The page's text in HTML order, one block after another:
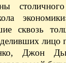
столичного
сквозь
лицо
Джон